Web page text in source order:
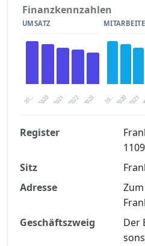
Finanzkennzahlen
UMSATZ
20… 2021 2023
2020 2022 20… 2021
2020
Finanzkennzahlen
Jetzt
Register
Sitz
Adresse
Geschäftszweig
Der